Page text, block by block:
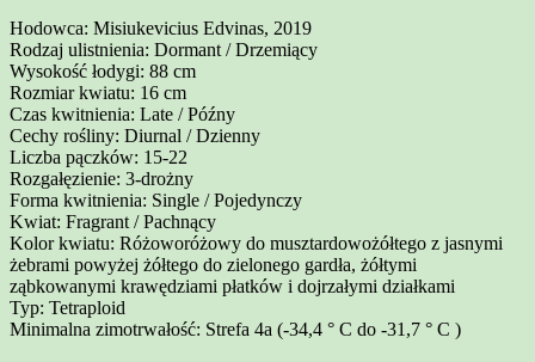
Hodowca: Misiukevicius Edvinas, 2019
Rodzaj ulistnienia: Dormant / Drzemiący
Wysokość łodygi: 88 cm
Rozmiar kwiatu: 16 cm
Czas kwitnienia: Late / Późny
Cechy rośliny: Diurnal / Dzienny
Liczba pączków: 15-22
Rozgałęzienie: 3-drożny
Forma kwitnienia: Single / Pojedynczy
Kwiat: Fragrant / Pachnący
Kolor kwiatu: Różoworóżowy do musztardowożółtego z jasnymi
żebrami powyżej żółtego do zielonego gardła, żółtymi
ząbkowanymi krawędziami płatków i dojrzałymi działkami
Typ: Tetraploid
Minimalna zimotrwałość: Strefa 4a (-34,4 ° C do -31,7 ° C )